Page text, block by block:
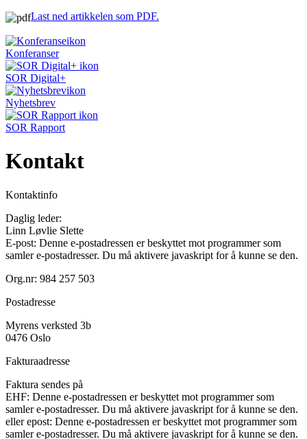
Last ned artikkelen som PDF.
Konferanser
SOR Digital+
Nyhetsbrev
SOR Rapport
Kontakt
Kontaktinfo
Daglig leder:
Linn Løvlie Slette
E-post: Denne e-postadressen er beskyttet mot programmer som
samler e-postadresser. Du må aktivere javaskript for å kunne se den.
Org.nr: 984 257 503
Postadresse
Myrens verksted 3b
0476 Oslo
Fakturaadresse
Faktura sendes på
EHF: Denne e-postadressen er beskyttet mot programmer som
samler e-postadresser. Du må aktivere javaskript for å kunne se den.
eller epost: Denne e-postadressen er beskyttet mot programmer som
samler e-postadresser. Du må aktivere javaskript for å kunne se den.